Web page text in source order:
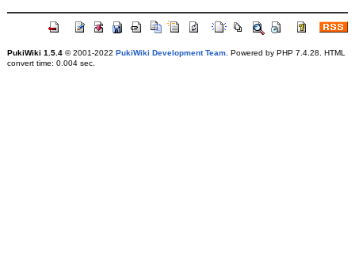
PukiWiki 1.5.4© 2001-2022 PukiWiki Development Team. Powered by PHP 7.4.28. HTML
convert time: 0.004 sec.